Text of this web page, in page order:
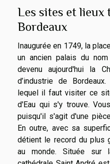
Les sites et lieux
Bordeaux
Inaugurée en 1749, la
un ancien palais du
devenu aujourd'hui la
d’industrie de
lequel il faut visiter ce
d'Eau qui s'y trouve.
puisqu'il s'agit d'une
En outre, avec sa
détient le record du plus
au monde. Située sur